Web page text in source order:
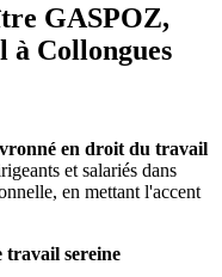
GASPOZ,
Collongues
en droit du travail
et salariés dans
en mettant l'accent
travail sereine